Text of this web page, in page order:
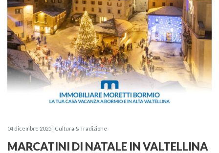
04 dicembre 2025 | Cultura & Tradizione
MARCATINI DI NATALE IN VALTELLINA